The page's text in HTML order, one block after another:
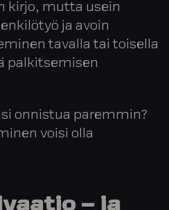
kirjo, mutta usein
ja avoin
tavalla tai toisella
palkitsemisen
onnistua paremmin?
voisi olla
– ja